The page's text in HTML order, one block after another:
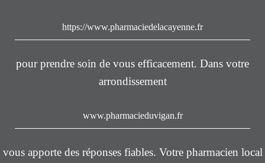
https://www.pharmaciedelacayenne.fr
pour prendre soin de vous efficacement. Dans votre
arrondissement
www.pharmacieduvigan.fr
vous apporte des réponses fiables. Votre pharmacien local